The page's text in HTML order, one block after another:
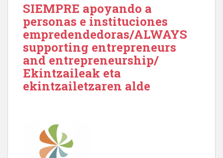
SIEMPRE apoyando a
personas e instituciones
empredendedoras/ALWAYS
supporting entrepreneurs
and entrepreneurship/
Ekintzaileak eta
ekintzailetzaren alde